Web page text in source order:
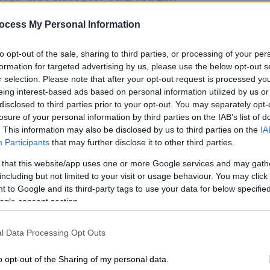
My Personal Information
opt-out of the sale, sharing to third parties, or processing of your
for targeted advertising by us, please use the below opt-out
selection. Please note that after your opt-out request is processed
interest-based ads based on personal information utilized by us
to third parties prior to your opt-out. You may separately
of your personal information by third parties on the IAB’s list of
This information may also be disclosed by us to third parties on the
Participants that may further disclose it to other third parties.
that this website/app uses one or more Google services and may
but not limited to your visit or usage behaviour. You may
to Google and its third-party tags to use your data for below
consent section.
Data Processing Opt Outs
opt-out of the Sharing of my personal data.
ο OLAF».
από τον εκπρόσωπο της
ακατανόητους λόγους»
μεταναστευτική πολιτική
συγκεκριμένους πρόσφυγες
κάποιος 'ειδικός λόγος' ή 'ειδική
έναντι της Ευρωπαϊκής